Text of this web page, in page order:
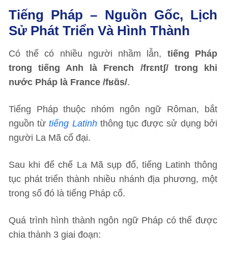
Tiếng Pháp – Nguồn Gốc, Lịch
Sử Phát Triển Và Hình Thành
Có thể có nhiều người nhầm lẫn, tiếng Pháp
trong tiếng Anh là French /frɛntʃ/ trong khi
nước Pháp là France /fʁɑ̃s/.
Tiếng Pháp thuộc nhóm ngôn ngữ Rôman, bắt
nguồn từtiếng Latinhthông tục được sử dụng bởi
người La Mã cổ đại.
Sau khi đế chế La Mã sụp đổ, tiếng Latinh thông
tục phát triển thành nhiều nhánh địa phương, một
trong số đó là tiếng Pháp cổ.
Quá trình hình thành ngôn ngữ Pháp có thể được
chia thành 3 giai đoạn: